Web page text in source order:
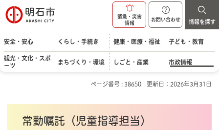
明石市
緊急・災害
情報
お問い合わせ 情報を探す
安全・安心 くらし・手続き 健康・医療・福祉 子ども・教育
観光・文化・スポ
ーツ
まちづくり・環境 しごと・産業 市政情報
ページ番号 : 38650 更新日：2026年3月31日
常勤嘱託（児童指導担当）